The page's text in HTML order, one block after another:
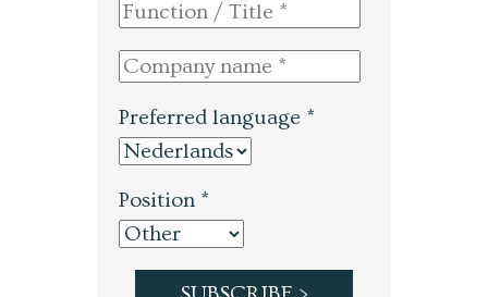
Preferred language *
Position *